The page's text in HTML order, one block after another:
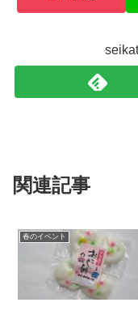
関連記事
春のイベント